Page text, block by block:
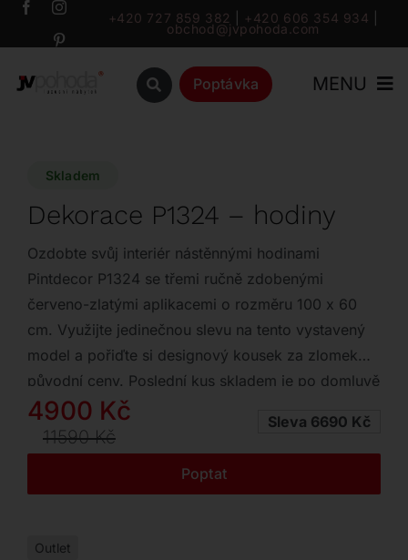
Přeskočit
+420 727 859 382 +420 606 354 934
obchod@jvpohoda.com
Poptávka MENU
Katalog
Značky
Outlet
Skladem
Dekorace P1324 – hodiny
Ozdobte svůj interiér nástěnnými hodinami
Pintdecor P1324 se třemi ručně zdobenými
červeno-zlatými aplikacemi o rozměru 100 x 60
cm. Využijte jedinečnou slevu na tento vystavený
model a pořiďte si designový kousek za zlomek
původní ceny. Poslední kus skladem je po domluvě
připraven k prohlédnutí na showroomu.
11590Kč
Původní
cena
11590 Kč.
4900 Kč
Aktuální
cena
4900 Kč.
Sleva 6690 Kč
Poptat
Outlet